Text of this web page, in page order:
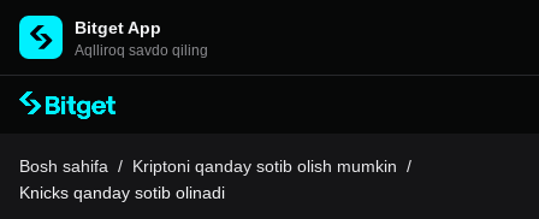
Bitget App
Aqlliroq savdo qiling
Bosh sahifa / Kriptoni qanday sotib olish mumkin /
Knicks qanday sotib olinadi